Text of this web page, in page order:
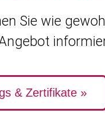
Sie wie
& Zertifikate »